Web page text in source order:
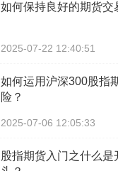
如何保持良好的期货交
2025-07-22 12:40:51
如何运用沪深300股指
险？
2025-07-06 12:05:33
股指期货入门之什么是